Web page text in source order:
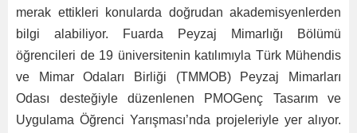
merak ettikleri konularda doğrudan akademisyenlerden
bilgi alabiliyor. Fuarda Peyzaj Mimarlığı Bölümü
öğrencileri de 19 üniversitenin katılımıyla Türk Mühendis
ve Mimar Odaları Birliği (TMMOB) Peyzaj Mimarları
Odası desteğiyle düzenlenen PMOGenç Tasarım ve
Uygulama Öğrenci Yarışması’nda projeleriyle yer alıyor.